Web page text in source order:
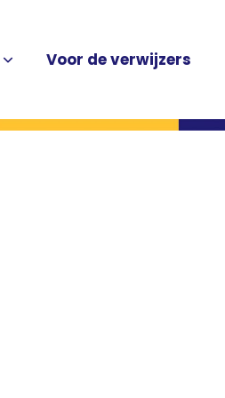
Voor de verwijzers